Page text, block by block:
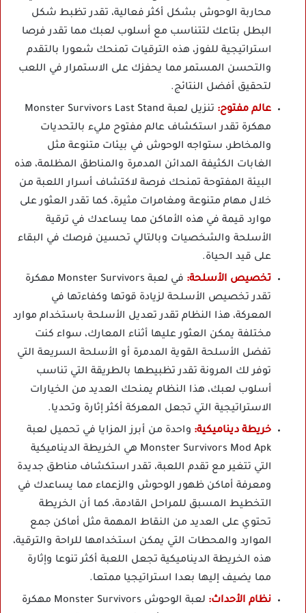
محاربة الوحوش بشكل أكثر فعالية، تقدر تظبط شكل
البطل بتاعك لتتناسب مع أسلوب لعبك مما تقدر فرصا
استراتيجية للفوز، هذه الترقيات تمنحك شعورا بالتقدم
والتحسن المستمر مما يحفزك على الاستمرار في اللعب
لتحقيق أفضل النتائج.
عالم مفتوح:
تنزيل لعبة Monster Survivors Last Stand
مهكرة تقدر استكشاف عالم مفتوح مليء بالتحديات
والمخاطر، ستواجه الوحوش في بيئات متنوعة مثل
الغابات الكثيفة المدائن المدمرة والمناطق المظلمة، هذه
البيئة المفتوحة تمنحك فرصة لاكتشاف أسرار اللعبة من
خلال مهام متنوعة ومغامرات مثيرة، كما تقدر العثور على
موارد قيمة في هذه الأماكن مما يساعدك في ترقية
الأسلحة والشخصيات وبالتالي تحسين فرصك في البقاء
على قيد الحياة.
تخصيص الأسلحة:
في لعبة Monster Survivors مهكرة
تقدر تخصيص الأسلحة لزيادة قوتها وكفاءتها في
المعركة، هذا النظام تقدر تعديل الأسلحة باستخدام موارد
مختلفة يمكن العثور عليها أثناء المعارك، سواء كنت
تفضل الأسلحة القوية المدمرة أو الأسلحة السريعة التي
توفر لك المرونة تقدر تظبيطها بالطريقة التي تناسب
أسلوب لعبك، هذا النظام يمنحك العديد من الخيارات
الاستراتيجية التي تجعل المعركة أكثر إثارة وتحديا.
خريطة ديناميكية: واحدة من أبرز المزايا في تحميل لعبة
Monster Survivors Mod Apk هي الخريطة الديناميكية
التي تتغير مع تقدم اللعبة، تقدر استكشاف مناطق جديدة
ومعرفة أماكن ظهور الوحوش والزعماء مما يساعدك في
التخطيط المسبق للمراحل القادمة، كما أن الخريطة
تحتوي على العديد من النقاط المهمة مثل أماكن جمع
الموارد والمحطات التي يمكن استخدامها للراحة والترقية،
هذه الخريطة الديناميكية تجعل اللعبة أكثر تنوعا وإثارة
مما يضيف إليها بعدا استراتيجيا ممتعا.
نظام الأحداث:
لعبة الوحوش Monster Survivors مهكرة